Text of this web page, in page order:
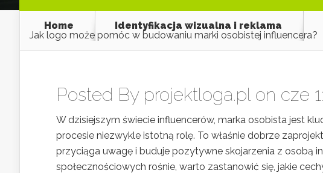
Home
Identyfikacja wizualna i reklama
Jak logo może pomóc w budowaniu marki osobistej influencera?
Posted By projektloga.plon cze
W dzisiejszym świecie influencerów, marka osobista jest
procesie niezwykle istotną rolę. To właśnie dobrze
przyciąga uwagę i buduje pozytywne skojarzenia z osobą
społecznościowych rośnie, warto zastanowić się, jakie